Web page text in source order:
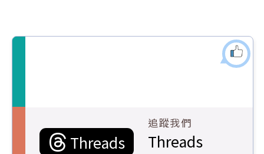
Threads
追蹤我們
Threads